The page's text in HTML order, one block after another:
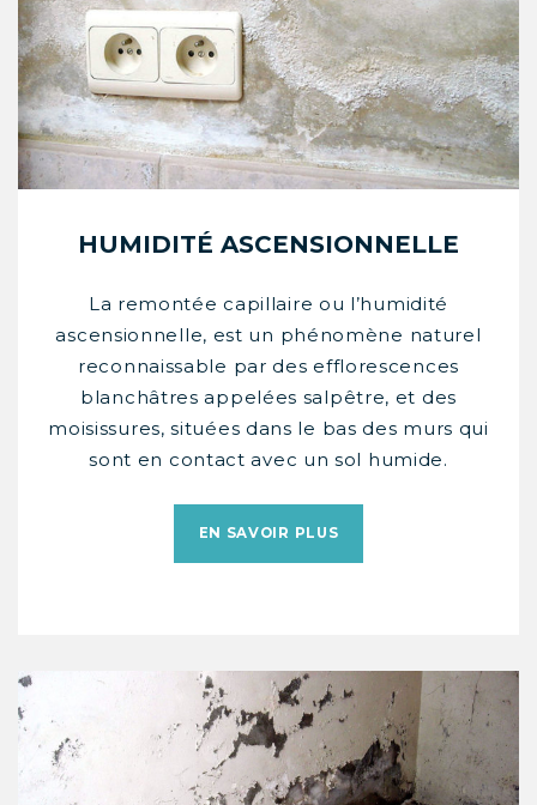
HUMIDITÉ ASCENSIONNELLE
La remontée capillaire ou l’humidité
ascensionnelle, est un phénomène naturel
reconnaissable par des efflorescences
blanchâtres appelées salpêtre, et des
moisissures, situées dans le bas des murs qui
sont en contact avec un sol humide.
EN SAVOIR PLUS